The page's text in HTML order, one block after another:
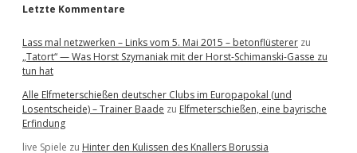
Letzte Kommentare
Lass mal netzwerken – Links vom 5. Mai 2015 – betonflüsterer zu
„Tatort“ — Was Horst Szymaniak mit der Horst-Schimanski-Gasse zu
tun hat
Alle Elfmeterschießen deutscher Clubs im Europapokal (und
Losentscheide) – Trainer Baade zu Elfmeterschießen, eine bayrische
Erfindung
live Spiele zu Hinter den Kulissen des Knallers Borussia